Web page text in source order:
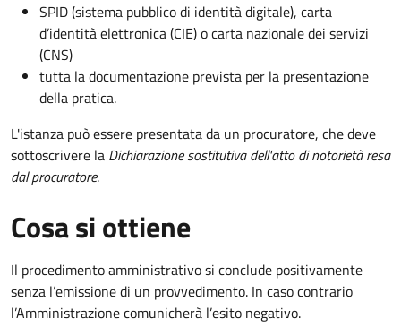
SPID (sistema pubblico di identità digitale), carta
d’identità elettronica (CIE) o carta nazionale dei servizi
(CNS)
tutta la documentazione prevista per la presentazione
della pratica.
L'istanza può essere presentata da un procuratore, che deve
sottoscrivere la Dichiarazione sostitutiva dell'atto di notorietà resa
dal procuratore.
Cosa si ottiene
Il procedimento amministrativo si conclude positivamente
senza l’emissione di un provvedimento. In caso contrario
l’Amministrazione comunicherà l’esito negativo.